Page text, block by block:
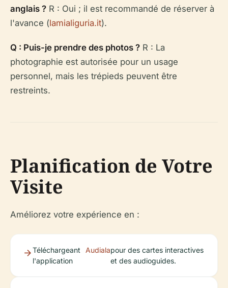
anglais ? R : Oui ; il est recommandé de réserver à
l'avance (lamialiguria.it).
Q : Puis-je prendre des photos ? R : La
photographie est autorisée pour un usage
personnel, mais les trépieds peuvent être
restreints.
Planification de Votre
Visite
Améliorez votre expérience en :
Téléchargeant
l'application
Audialapour des cartes interactives
et des audioguides.